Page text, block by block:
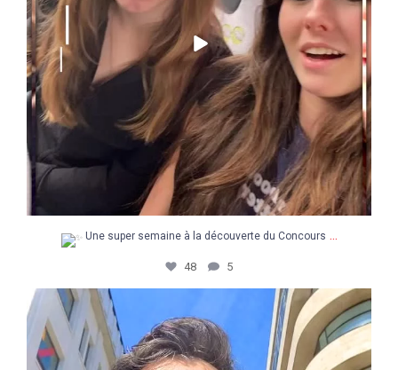
Une super semaine à la découverte du Concours ...
48 5
Retour en images sur une journée pas comme les ...
14 3